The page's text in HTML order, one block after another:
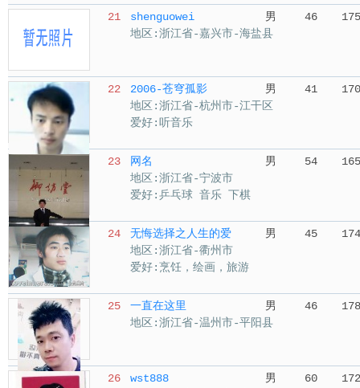
21 shenguowei 男 46
175
地区:浙江省-嘉兴市-海盐县
22 2006-苍穹孤影 男 41
170
地区:浙江省-杭州市-江干区
爱好:听音乐
23 网名 男 54
165
地区:浙江省-宁波市
爱好:乒乓球 音乐 下棋
24 无悔选择之人生的爱 男 45
174
地区:浙江省-衢州市
爱好:烹饪，绘画，旅游
25 一直在这里 男 46
178
地区:浙江省-温州市-平阳县
26 wst888 男 60
172